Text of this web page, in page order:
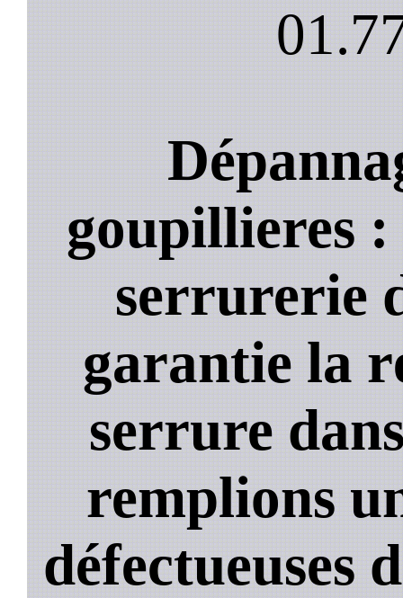
goupillieres :
serrurerie
garantie la
serrure
remplions
défectueuses